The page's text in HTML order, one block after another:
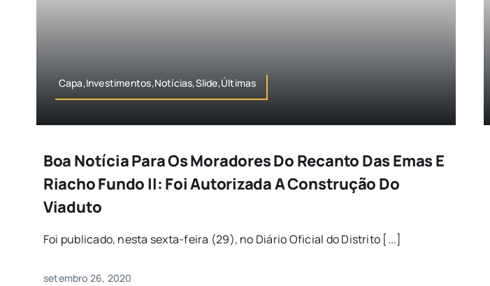
Capa,Investimentos,Notícias,Slide,Últimas
Boa Notícia Para Os Moradores Do Recanto Das Emas E
Riacho Fundo II: Foi Autorizada A Construção Do
Viaduto
Foi publicado, nesta sexta-feira (29), no Diário Oficial do Distrito [...]
setembro 26, 2020